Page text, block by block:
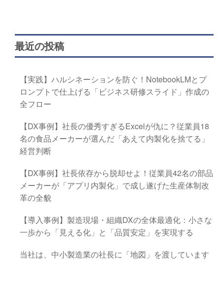
最近の投稿
【実践】ハルシネーションを防ぐ！NotebookLMとプ
ロンプトで仕上げる「ビジネス研修スライド」作成の
全フロー
【DX事例】社長の優秀すぎるExcelが仇に？従業員18
名の食品メーカーが選んだ「あえて内製化を捨てる」
経営判断
【DX事例】社長依存から脱却せよ！従業員42名の部品
メーカーが「アプリ内製化」で成し遂げた生産体制改
革の全貌
【導入事例】製造現場・組織DXの全体最適化：小さな
一歩から「見える化」と「品質安定」を実現する
当社は、中小製造業の社長に「地図」を渡しています